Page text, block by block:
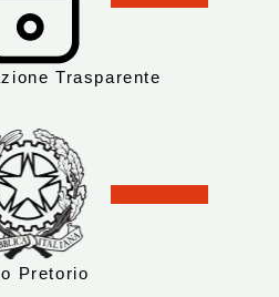
Trasparente
Pretorio